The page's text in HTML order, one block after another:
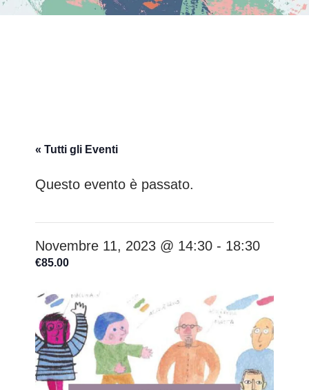
« Tutti gli Eventi
Questo evento è passato.
Novembre 11, 2023 @ 14:30 - 18:30
€85.00